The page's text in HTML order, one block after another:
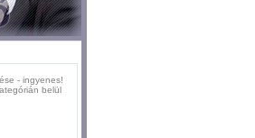
- ingyenes!